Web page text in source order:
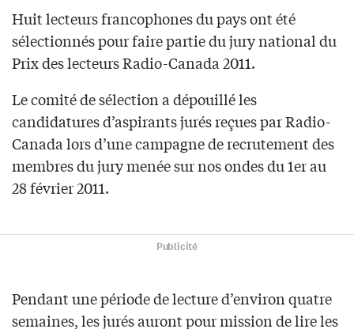
Huit lecteurs francophones du pays ont été
sélectionnés pour faire partie du jury national du
Prix des lecteurs Radio-Canada 2011.
Le comité de sélection a dépouillé les
candidatures d’aspirants jurés reçues par Radio-
Canada lors d’une campagne de recrutement des
membres du jury menée sur nos ondes du 1er au
28 février 2011.
Publicité
Pendant une période de lecture d’environ quatre
semaines, les jurés auront pour mission de lire les